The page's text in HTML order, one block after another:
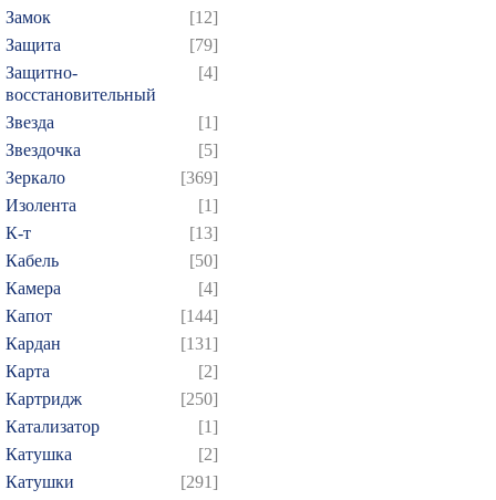
Замок
[12]
Защита
[79]
Защитно-
восстановительный
[4]
Звезда
[1]
Звездочка
[5]
Зеркало
[369]
Изолента
[1]
К-т
[13]
Кабель
[50]
Камера
[4]
Капот
[144]
Кардан
[131]
Карта
[2]
Картридж
[250]
Катализатор
[1]
Катушка
[2]
Катушки
[291]